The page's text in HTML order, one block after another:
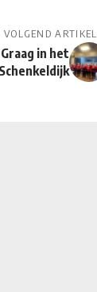
VOLGEND ARTIKEL
in het